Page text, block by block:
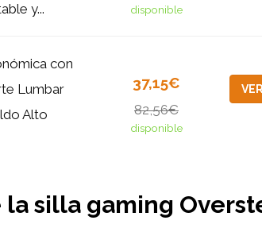
y...
disponible
con
Lumbar
Alto
37,15€
82,56€
disponible
la silla gaming